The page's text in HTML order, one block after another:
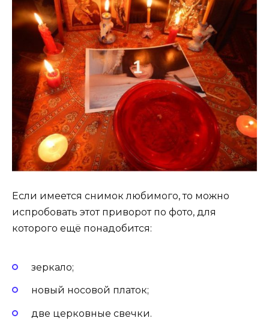
Если имеется снимок любимого, то можно
испробовать этот приворот по фото, для
которого ещё понадобится:
зеркало;
новый носовой платок;
две церковные свечки.